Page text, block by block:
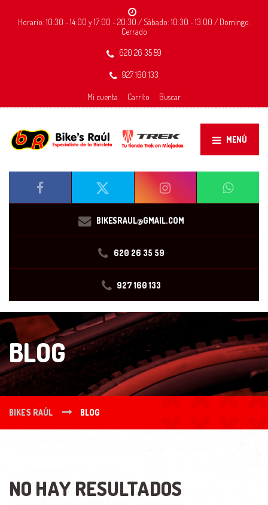
Horario: 10:30 - 14:00 y 17:00 - 20:30 / Sábado: 10:30 - 13:00 / Domingo:
Cerrado
620 26 35 59
927 160 133
Mi cuenta Carrito Buscar
MENÚ
BIKESRAUL@GMAIL.COM
620 26 35 59
927 160 133
BLOG
BIKE'S RAÚL BLOG
NO HAY RESULTADOS